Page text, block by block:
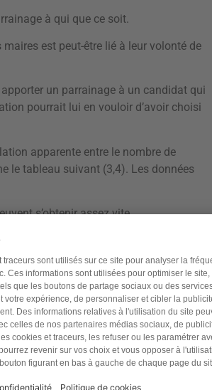
à qui que ce soit.
est peut-être lié à leur volonté de
un parrainage à un candidat qui
pourrait lui en vouloir d’avoir choisi
apparente entre le nombre de
le tableau suivant (3,4). Les données
s’obtenir assez vite.
2022 Parrainages au 3 février 2022
54
138
100